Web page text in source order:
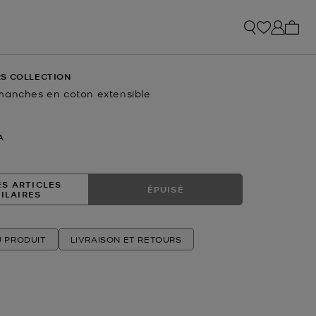
COLLECTION
en coton extensible
ARTICLES
ÉPUISÉ
PRODUIT LIVRAISON ET RETOURS